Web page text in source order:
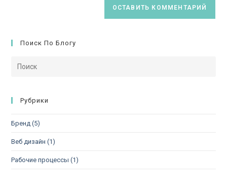
Поиск По Блогу
Рубрики
Бренд (5)
Веб дизайн (1)
Рабочие процессы (1)